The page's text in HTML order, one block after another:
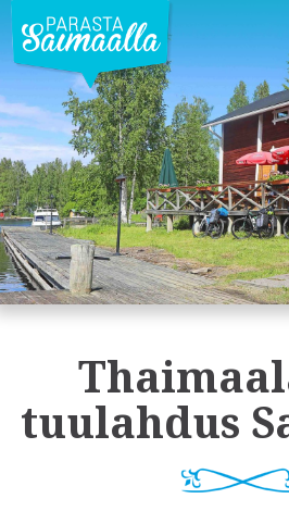
tuulahdus